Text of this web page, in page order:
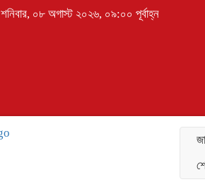
শনিবার, ০৮ অগাস্ট ২০২৬, ০৯:০০ পূর্বাহ্ন